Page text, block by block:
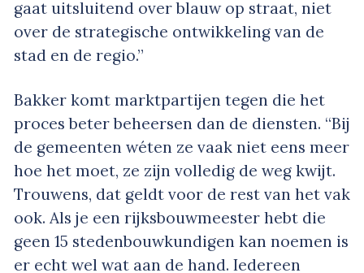
gaat uitsluitend over blauw op straat, niet
over de strategische ontwikkeling van de
stad en de regio.”
Bakker komt marktpartijen tegen die het
proces beter beheersen dan de diensten. “Bij
de gemeenten wéten ze vaak niet eens meer
hoe het moet, ze zijn volledig de weg kwijt.
Trouwens, dat geldt voor de rest van het vak
ook. Als je een rijksbouwmeester hebt die
geen 15 stedenbouwkundigen kan noemen is
er echt wel wat aan de hand. Iedereen